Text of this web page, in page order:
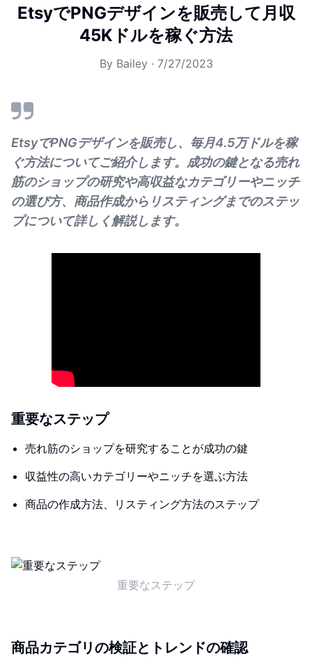
EtsyでPNGデザインを販売して月収
45Kドルを稼ぐ方法
By Bailey · 7/27/2023
EtsyでPNGデザインを販売し、毎月4.5万ドルを稼
ぐ方法についてご紹介します。成功の鍵となる売れ
筋のショップの研究や高収益なカテゴリーやニッチ
の選び方、商品作成からリスティングまでのステッ
プについて詳しく解説します。
重要なステップ
売れ筋のショップを研究することが成功の鍵
収益性の高いカテゴリーやニッチを選ぶ方法
商品の作成方法、リスティング方法のステップ
重要なステップ
商品カテゴリの検証とトレンドの確認